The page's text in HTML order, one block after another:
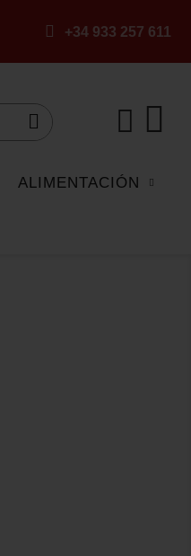
+34 933 257 611
ALIMENTACIÓN